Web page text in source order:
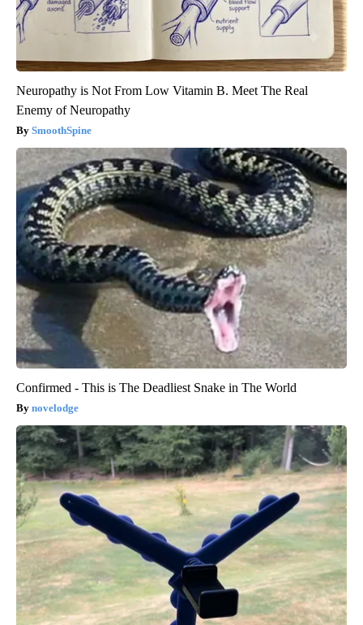
Neuropathy is Not From Low Vitamin B. Meet The Real
Enemy of Neuropathy
SmoothSpine
Confirmed - This is The Deadliest Snake in The World
novelodge